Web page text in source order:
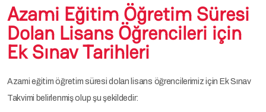
Azami Eğitim Öğretim Süresi
Dolan Lisans Öğrencileri için
Ek Sınav Tarihleri
Azami eğitim öğretim süresi dolan lisans öğrencilerimiz için Ek Sınav
Takvimi belirlenmiş olup şu şekildedir: